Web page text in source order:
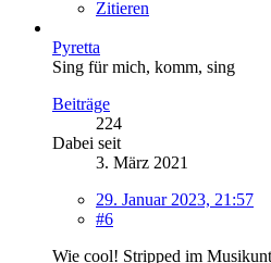
Zitieren
Pyretta
Sing für mich, komm, sing
Beiträge
224
Dabei seit
3. März 2021
29. Januar 2023, 21:57
#6
Wie cool! Stripped im